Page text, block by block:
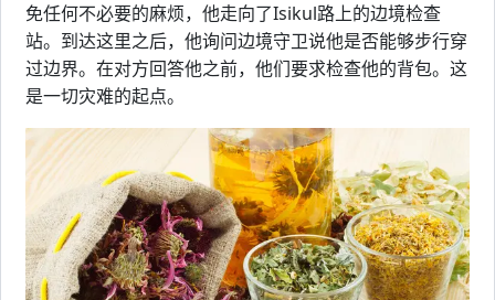
免任何不必要的麻烦，他走向了Isikul路上的边境检查
站。到达这里之后，他询问边境守卫说他是否能够步行穿
过边界。在对方回答他之前，他们要求检查他的背包。这
是一切灾难的起点。